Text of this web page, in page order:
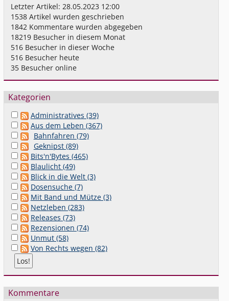
Letzter Artikel: 28.05.2023 12:00
1538 Artikel wurden geschrieben
1842 Kommentare wurden abgegeben
18219 Besucher in diesem Monat
516 Besucher in dieser Woche
516 Besucher heute
35 Besucher online
Kategorien
Administratives (39)
Aus dem Leben (367)
Bahnfahren (79)
Geknipst (89)
Bits'n'Bytes (465)
Blaulicht (49)
Blick in die Welt (3)
Dosensuche (7)
Mit Band und Mütze (3)
Netzleben (283)
Releases (73)
Rezensionen (74)
Unmut (58)
Von Rechts wegen (82)
Kommentare